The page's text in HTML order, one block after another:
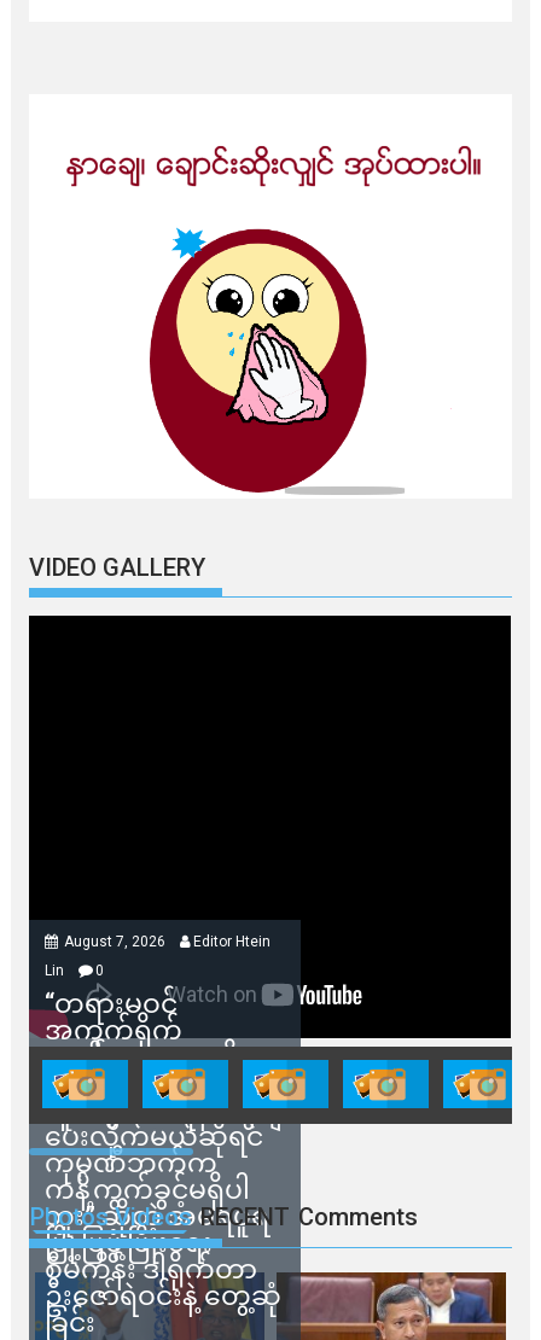
VIDEO GALLERY
August 7, 2026
Editor Htein
Lin
0
“တရားမဝင်
အကွက်ရိုက်
ရောင်းချမှုတွေကို
သက်ဆိုင်ရာတာဝန်ရှိ
သူတွေက ဂရန်တွေချ
ပေးလိုက်မယ်ဆိုရင်
ကုမ္ပဏီဘက်က
ကန့်ကွက်ခွင့်မရှိပါ
ဘူး” ဆိုတဲ့ အမရပူရ
မြို့ပြဖွံ့ဖြိုးရေး
စီမံကိန်း ဒါရိုက်တာ
ဦးဇော်ရဲဝင်းနဲ့ တွေ့ဆုံ
ခြင်း
Photos Videos RECENT Comments